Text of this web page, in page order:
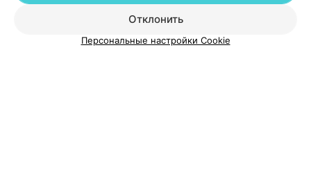
Новости проекта
Размещение рекламы
Медицинский маркетинг
Публичный договор
Отклонить
Персональные настройки Cookie